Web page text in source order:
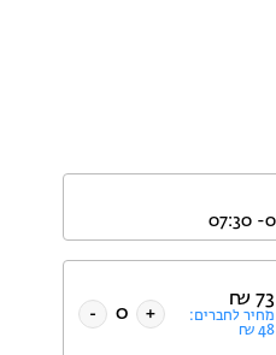
73
₪
מחיר לחברים:
48
₪
+
-